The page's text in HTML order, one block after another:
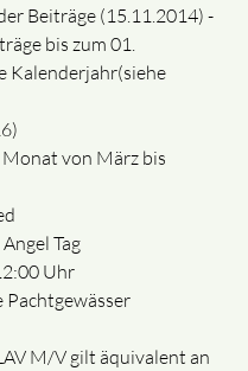
Beiträge (15.11.2014) -
bis zum 01.
Kalenderjahr(siehe
von März bis
Tag
Uhr
Pachtgewässer
M/V gilt äquivalent an